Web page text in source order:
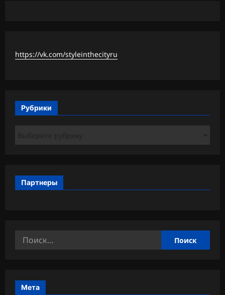
https://vk.com/styleinthecityru
Рубрики
Партнеры
Найти:
Мета